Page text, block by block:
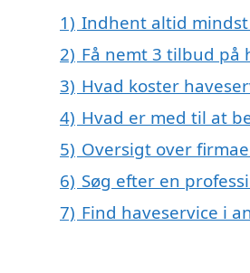
1) Indhent altid
2) Få nemt 3 tilbud på
3) Hvad koster
4) Hvad er med til at
5) Oversigt over
6) Søg efter en
7) Find haveservice i